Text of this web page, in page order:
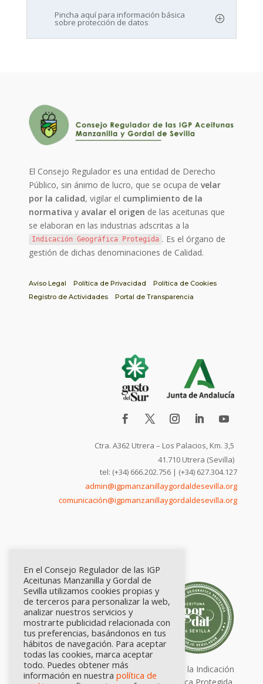
Pincha aquí para información básica
sobre protección de datos
El Consejo Regulador es una entidad de Derecho
Público, sin ánimo de lucro, que se ocupa develar
por la calidad, vigilar el cumplimiento de la
normativa y avalar el origen de las aceitunas que
se elaboran en las industrias adscritas a la
Indicación Geográfica Protegida . Es el órgano de
gestión de dichas denominaciones de Calidad.
Aviso Legal Política de Privacidad
Política de Cookies
Registro de Actividades
Portal de Transparencia
Ctra. A362 Utrera – Los Palacios, Km. 3,5
41.710 Utrera (Sevilla)
tel: (+34) 666.202.756 | (+34) 627.304.127
admin@igpmanzanillaygordaldesevilla.org
comunicación@igpmanzanillaygordaldesevilla.org
Calidad certificada por Origen. Sellos de la Indicación
Geográfica Protegida.
En el Consejo Regulador de las IGP
Aceitunas Manzanilla y Gordal de
Sevilla utilizamos cookies propias y
de terceros para personalizar la web,
analizar nuestros servicios y
mostrarte publicidad relacionada con
tus preferencias, basándonos en tus
hábitos de navegación. Para aceptar
todas las cookies, marca aceptar
todo. Puedes obtener más
información en nuestra política de